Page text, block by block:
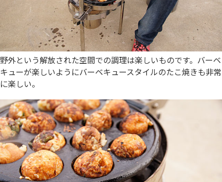
野外という解放された空間での調理は楽しいものです。バーベ
キューが楽しいようにバーベキュースタイルのたこ焼きも非常
に楽しい。